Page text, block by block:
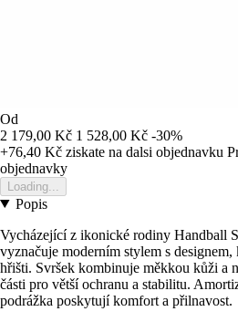
Od
2 179,00 Kč 1 528,00 Kč -30%
+76,40 Kč ziskate na dalsi objednavku
objednavky
Loading...
Popis
Vycházející z ikonické rodiny Handball
vyznačuje moderním stylem s
hřišti. Svršek kombinuje měkkou kůži a
části pro větší ochranu a stabilitu.
podrážka poskytují komfort a přilnavost.